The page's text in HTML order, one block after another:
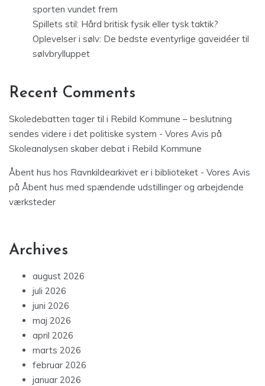
sporten vundet frem
Spillets stil: Hård britisk fysik eller tysk taktik?
Oplevelser i sølv: De bedste eventyrlige gaveidéer til
sølvbrylluppet
Recent Comments
Skoledebatten tager til i Rebild Kommune – beslutning
sendes videre i det politiske system - Vores Avis på
Skoleanalysen skaber debat i Rebild Kommune
Åbent hus hos Ravnkildearkivet er i biblioteket - Vores Avis
på Åbent hus med spændende udstillinger og arbejdende
værksteder
Archives
august 2026
juli 2026
juni 2026
maj 2026
april 2026
marts 2026
februar 2026
januar 2026